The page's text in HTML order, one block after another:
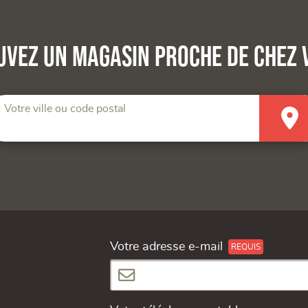
un magasin proche de chez
Votre ville ou code postal
Votre adresse e-mail